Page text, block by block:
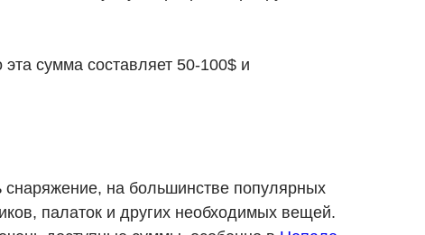
сумма составляет 50-100$ и
снаряжение, на большинстве популярных
палаток и других необходимых вещей.